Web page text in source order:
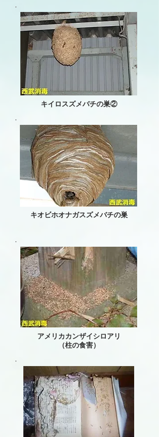
キイロスズメバチの巣②
キオビホオナガスズメバチの巣
アメリカカンザイシロアリ
（柱の食害）